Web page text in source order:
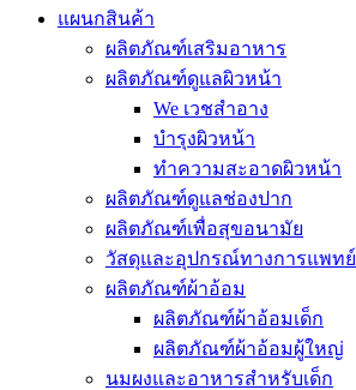
แผนกสินค้า
ผลิตภัณฑ์เสริมอาหาร
ผลิตภัณฑ์ดูแลผิวหน้า
We เวชสำอาง
บำรุงผิวหน้า
ทำความสะอาดผิวหน้า
ผลิตภัณฑ์ดูแลช่องปาก
ผลิตภัณฑ์เพื่อสุขอนามัย
วัสดุและอุปกรณ์ทางการแพทย์
ผลิตภัณฑ์ผ้าอ้อม
ผลิตภัณฑ์ผ้าอ้อมเด็ก
ผลิตภัณฑ์ผ้าอ้อมผู้ใหญ่
นมผงและอาหารสำหรับเด็ก